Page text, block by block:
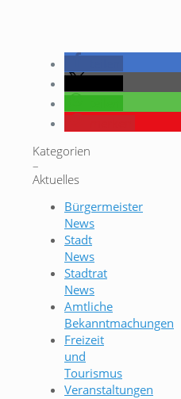
Kategorien
–
Aktuelles
Bürgermeister
News
Stadt
News
Stadtrat
News
Amtliche
Bekanntmachungen
Freizeit
und
Tourismus
Veranstaltungen